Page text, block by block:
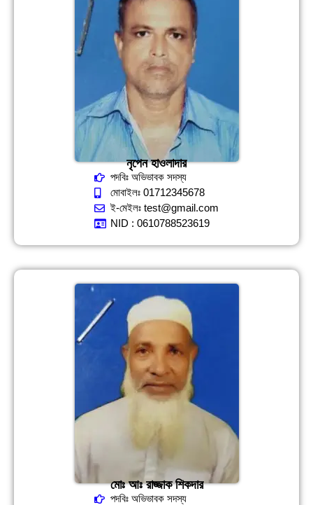
নৃপেন হাওলাদার
পদবিঃ অভিভাবক সদস্য
মোবাইলঃ 01712345678
ই-মেইলঃ test@gmail.com
NID : 0610788523619
মোঃ আঃ রাজ্জাক শিকদার
পদবিঃ অভিভাবক সদস্য